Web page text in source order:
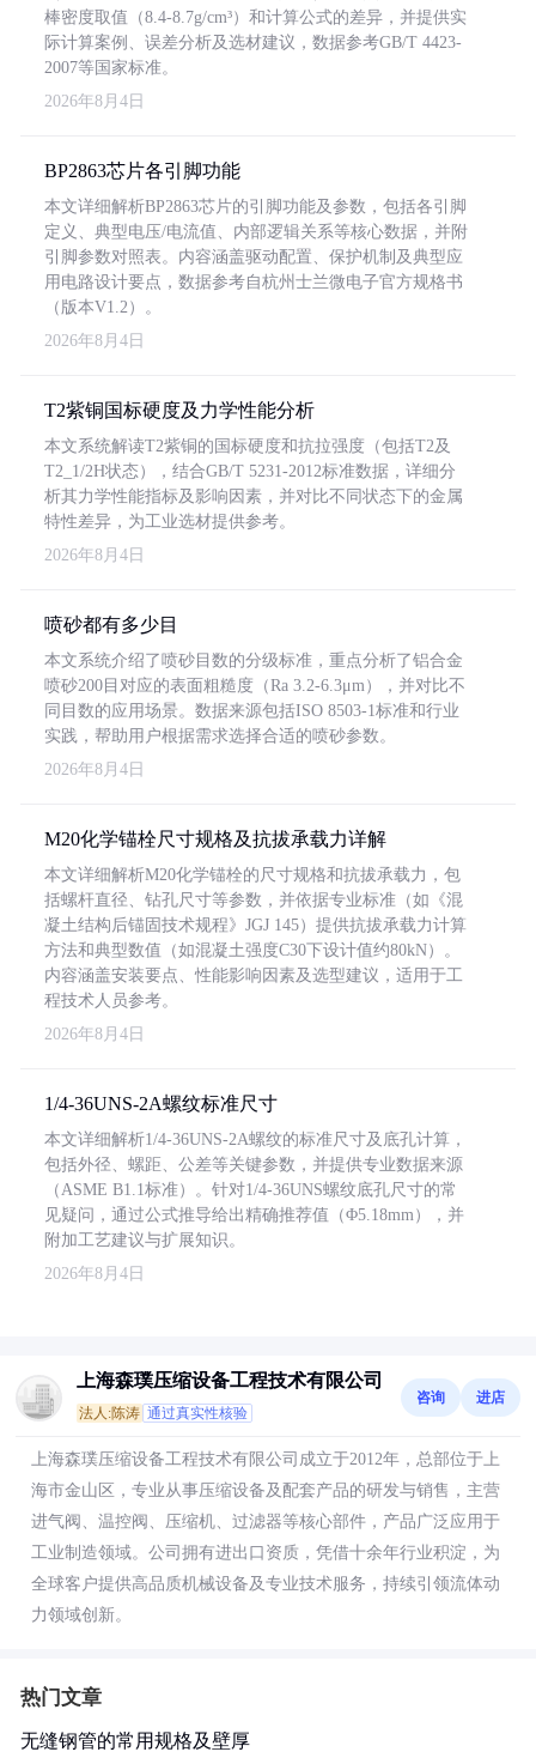
棒密度取值（8.4-8.7g/cm³）和计算公式的差异，并提供实
际计算案例、误差分析及选材建议，数据参考GB/T 4423-
2007等国家标准。
2026年8月4日
BP2863芯片各引脚功能
本文详细解析BP2863芯片的引脚功能及参数，包括各引脚
定义、典型电压/电流值、内部逻辑关系等核心数据，并附
引脚参数对照表。内容涵盖驱动配置、保护机制及典型应
用电路设计要点，数据参考自杭州士兰微电子官方规格书
（版本V1.2）。
2026年8月4日
T2紫铜国标硬度及力学性能分析
本文系统解读T2紫铜的国标硬度和抗拉强度（包括T2及
T2_1/2H状态），结合GB/T 5231-2012标准数据，详细分
析其力学性能指标及影响因素，并对比不同状态下的金属
特性差异，为工业选材提供参考。
2026年8月4日
喷砂都有多少目
本文系统介绍了喷砂目数的分级标准，重点分析了铝合金
喷砂200目对应的表面粗糙度（Ra 3.2-6.3μm），并对比不
同目数的应用场景。数据来源包括ISO 8503-1标准和行业
实践，帮助用户根据需求选择合适的喷砂参数。
2026年8月4日
M20化学锚栓尺寸规格及抗拔承载力详解
本文详细解析M20化学锚栓的尺寸规格和抗拔承载力，包
括螺杆直径、钻孔尺寸等参数，并依据专业标准（如《混
凝土结构后锚固技术规程》JGJ 145）提供抗拔承载力计算
方法和典型数值（如混凝土强度C30下设计值约80kN）。
内容涵盖安装要点、性能影响因素及选型建议，适用于工
程技术人员参考。
2026年8月4日
1/4-36UNS-2A螺纹标准尺寸
本文详细解析1/4-36UNS-2A螺纹的标准尺寸及底孔计算，
包括外径、螺距、公差等关键参数，并提供专业数据来源
（ASME B1.1标准）。针对1/4-36UNS螺纹底孔尺寸的常
见疑问，通过公式推导给出精确推荐值（Φ5.18mm），并
附加工艺建议与扩展知识。
2026年8月4日
上海森璞压缩设备工程技术有限公司
法人:陈涛 通过真实性核验
咨询 进店
上海森璞压缩设备工程技术有限公司成立于2012年，总部位于上
海市金山区，专业从事压缩设备及配套产品的研发与销售，主营
进气阀、温控阀、压缩机、过滤器等核心部件，产品广泛应用于
工业制造领域。公司拥有进出口资质，凭借十余年行业积淀，为
全球客户提供高品质机械设备及专业技术服务，持续引领流体动
力领域创新。
热门文章
无缝钢管的常用规格及壁厚